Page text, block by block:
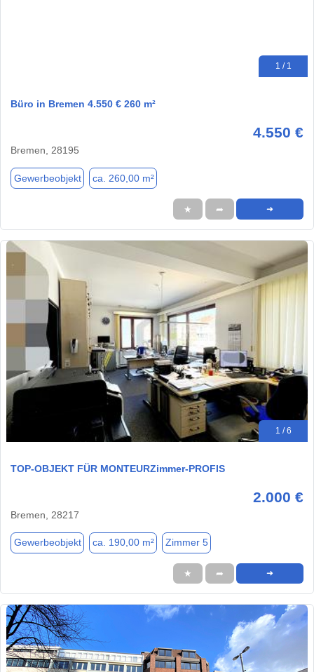
1 / 1
Büro in Bremen 4.550 € 260 m²
4.550 €
Bremen, 28195
Gewerbeobjekt ca. 260,00 m²
★ ➦ ➜
1 / 6
TOP-OBJEKT FÜR MONTEURZimmer-PROFIS
2.000 €
Bremen, 28217
Gewerbeobjekt ca. 190,00 m² Zimmer 5
★ ➦ ➜